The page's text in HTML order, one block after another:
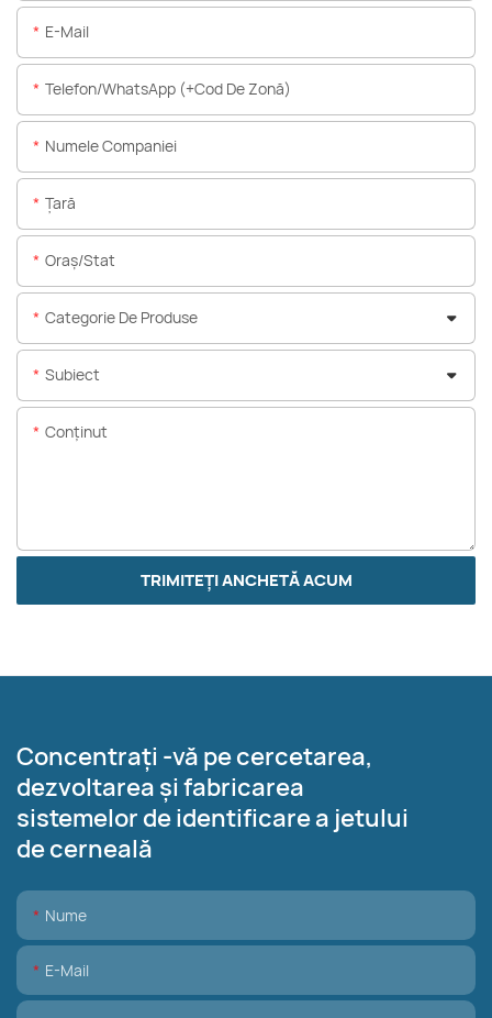
E-Mail
Telefon/WhatsApp (+Cod De Zonă)
Numele Companiei
Ţară
Oraș/stat
Categorie De Produse
Subiect
Conţinut
TRIMITEȚI ANCHETĂ ACUM
Concentrați -vă pe cercetarea,
dezvoltarea și fabricarea
sistemelor de identificare a jetului
de cerneală
Nume
E-Mail